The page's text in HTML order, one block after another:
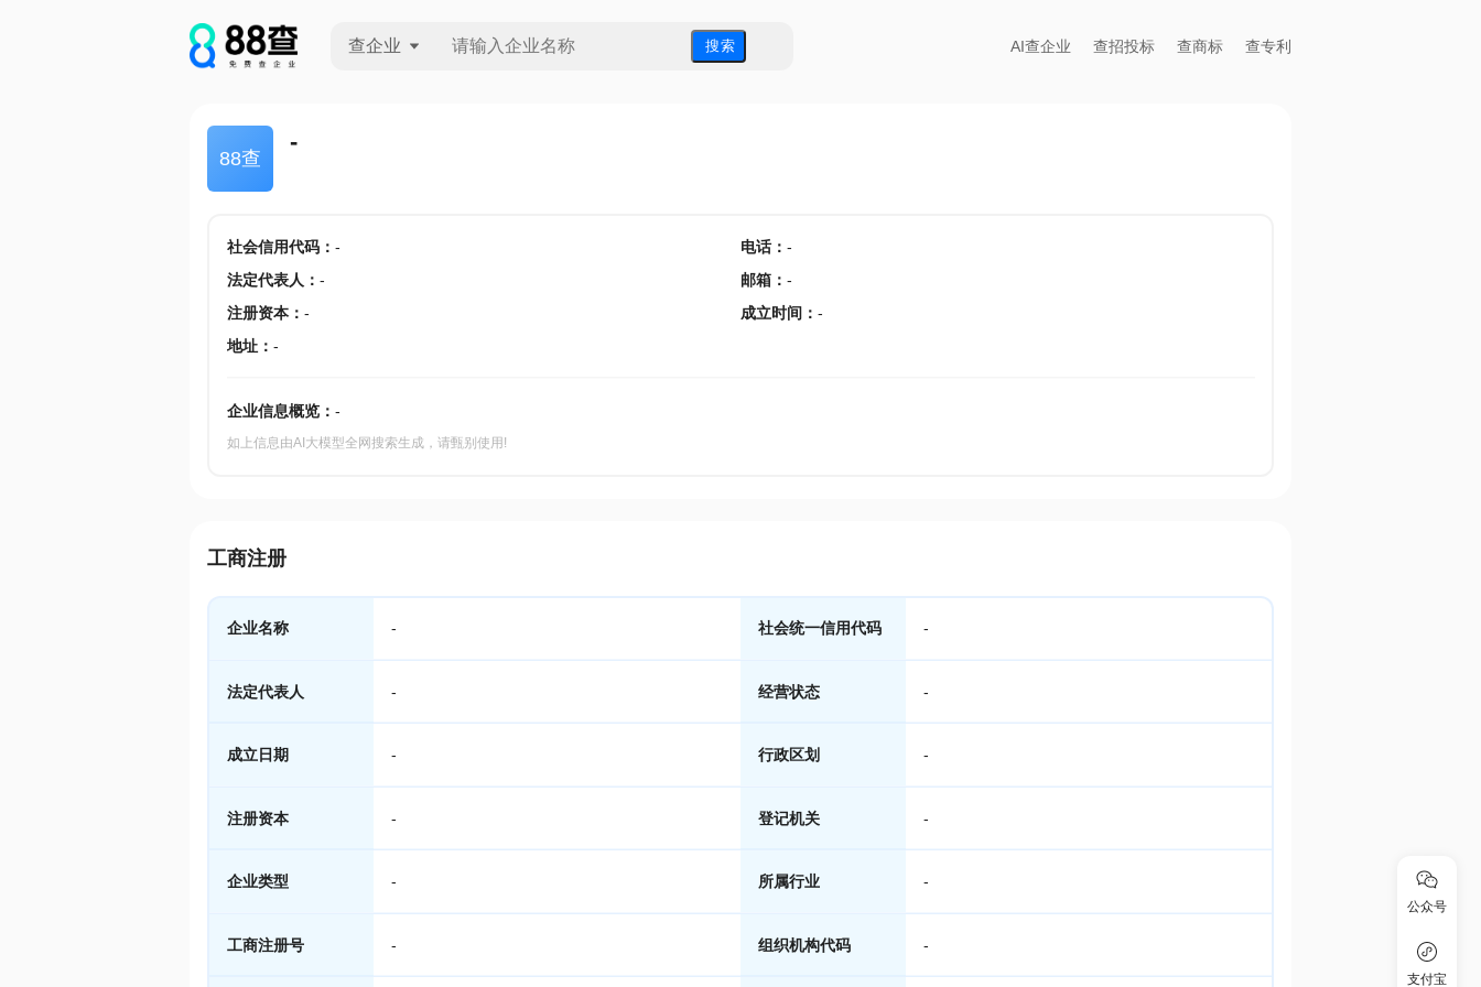
查企业 搜 索 AI查企业 查招投标 查商标 查专利
88查
-
社会信用代码： - 电话： -
法定代表人 ： - 邮箱 ： -
注册资本： - 成立时间 ： -
地址： -
企业信息概览： -
如上信息由AI大模型全网搜索生成，请甄别使用!
工商注册
企业名称 - 社会统一信用代码 -
法定代表人 - 经营状态 -
成立日期 - 行政区划 -
注册资本 - 登记机关 -
企业类型 - 所属行业 -
工商注册号 - 组织机构代码 -
公众号
支付宝